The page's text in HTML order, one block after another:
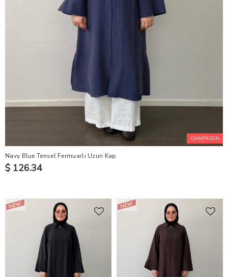
CAMPAIGN
Navy Blue Tensel Fermuarlı Uzun Kap
$ 126.34